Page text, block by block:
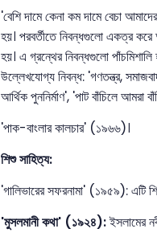
'বেশি দামে কেনা কম দামে বেচা
হয়। পরবর্তীতে নিবন্ধগুলো একত্র
হয়। এ গ্রন্থের নিবন্ধগুলো
উল্লেখযোগ্য নিবন্ধ: 'গণতন্ত্র,
আর্থিক পুননির্মাণ', 'পাট বাঁচিলে
'পাক-বাংলার কালচার' (১৯৬৬)।
শিশু সাহিত্য:
'গালিভারের সফরনামা' (১৯৫৯):
'মুসলমানী কথা' (১৯২৪):ইসলামের